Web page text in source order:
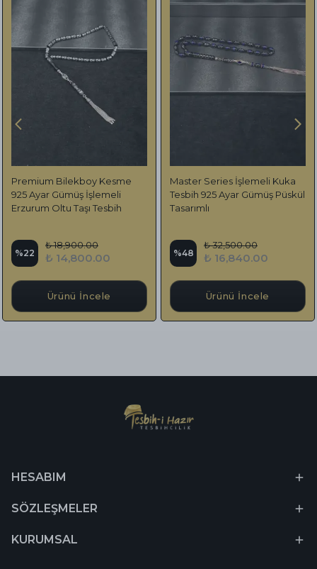
Premium Bilekboy Kesme
925 Ayar Gümüş İşlemeli
Erzurum Oltu Taşı Tesbih
%22
₺ 18,900.00
₺ 14,800.00
Ürünü İncele
Master Series İşlemeli Kuka
Tesbih 925 Ayar Gümüş Püskül
Tasarımlı
%48
₺ 32,500.00
₺ 16,840.00
Ürünü İncele
HESABIM
SÖZLEŞMELER
KURUMSAL